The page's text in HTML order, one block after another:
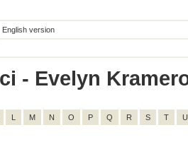
English version
- Evelyn
L M N O P Q R S T U